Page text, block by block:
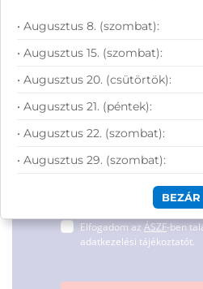
maximumot a tech-világ
lehetőségeiből!
Hírlevelünkről bármikor
Elfogadom azÁSZF-ben
adatkezelési tájékoztatót.
• Augusztus 8. (szombat):
• Augusztus 15. (szombat):
• Augusztus 20. (csütörtök):
• Augusztus 21. (péntek):
• Augusztus 22. (szombat):
• Augusztus 29. (szombat):
BEZÁR